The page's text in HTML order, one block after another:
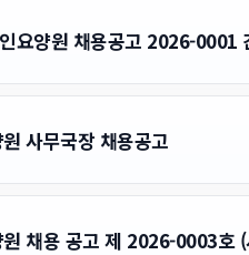
요양원 채용공고 2026-0001
사무국장 채용공고
채용 공고 제 2026-0003호